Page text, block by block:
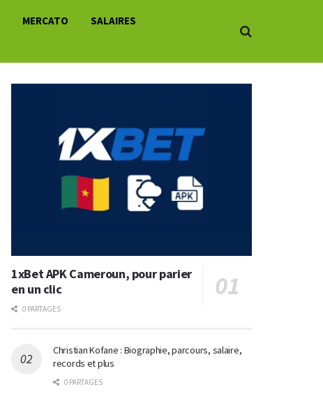
MERCATO
SALAIRES
1xBet APK Cameroun, pour parier
en un clic
0 PARTAGES
Christian Kofane : Biographie, parcours, salaire,
records et plus
0 PARTAGES